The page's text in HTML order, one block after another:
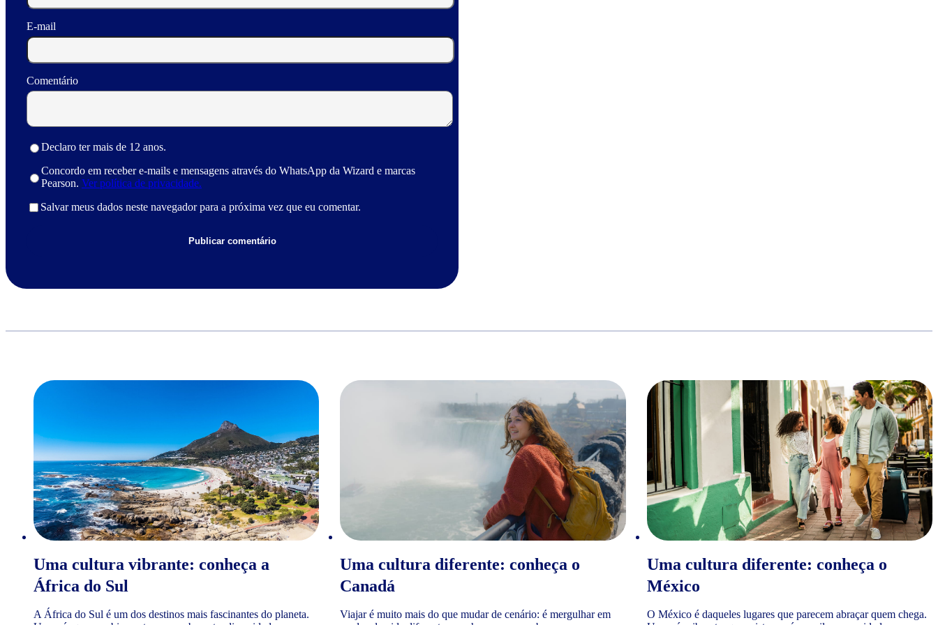
E-mail
Comentário
Declaro ter mais de 12 anos.
Concordo em receber e-mails e mensagens através do WhatsApp da Wizard e marcas
Pearson. Ver política de privacidade.
Salvar meus dados neste navegador para a próxima vez que eu comentar.
Uma cultura vibrante: conheça a
África do Sul
A África do Sul é um dos destinos mais fascinantes do planeta.
Uma cultura diferente: conheça o
Canadá
Viajar é muito mais do que mudar de cenário: é mergulhar em
Uma cultura diferente: conheça o
México
O México é daqueles lugares que parecem abraçar quem chega.